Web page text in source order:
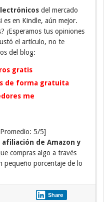
del mercado
es en Kindle, aún mejor.
¡Esperamos tus opiniones
el artículo, no te
del blog:
gratis
de forma gratuita
me
5/5]
afiliación de Amazon y
compras algo a través
pequeño porcentaje de lo
Share